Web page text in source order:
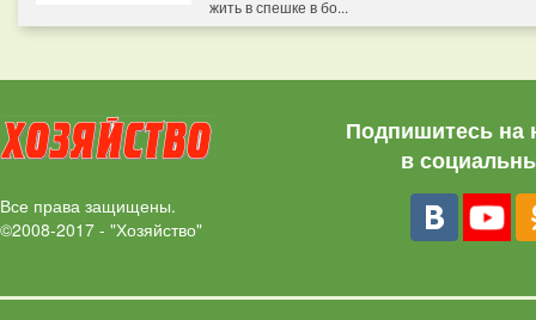
жить в спешке в бо...
Все права защищены.
©2008-2017 - "Хозяйство"
Подпишитесь на
в